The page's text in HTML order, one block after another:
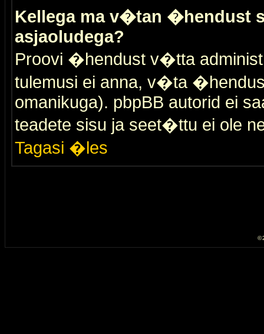
Kellega ma v�tan �hendust
asjaoludega?
Proovi �hendust v�tta
tulemusi ei anna, v�ta
omanikuga). pbpBB autorid ei
teadete sisu ja seet�ttu ei ole
Tagasi �les
©